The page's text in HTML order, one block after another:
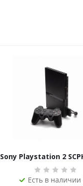
Sony Playstation 2
Есть в наличии